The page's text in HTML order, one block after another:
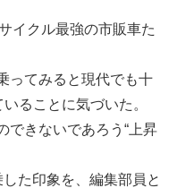
イクル最強の市販車た
ってみると現代でも十
ることに気づいた。
できないであろう“上昇
た印象を、編集部員と